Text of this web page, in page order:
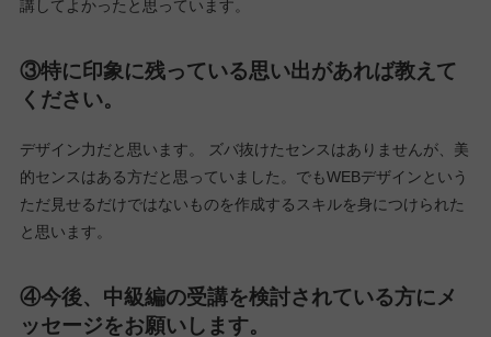
の受講を受けなかったら何もスキルアップせずただ自粛生活を送
じような目標のある仲間と性別年齢問わず交流できたことも、い
い出会いもできたので自分にとってプラスになったと思います。
②中級編でどんなことを学び、どんなことを得
られたと思いますか？
入門編受講中、”行動と覚悟があればどこでもできて誰でもなれ
どこか甘くみていたことに中級編受講中に気づかされました。上
には上がいるということを思い知らされこれで絶対的にやってい